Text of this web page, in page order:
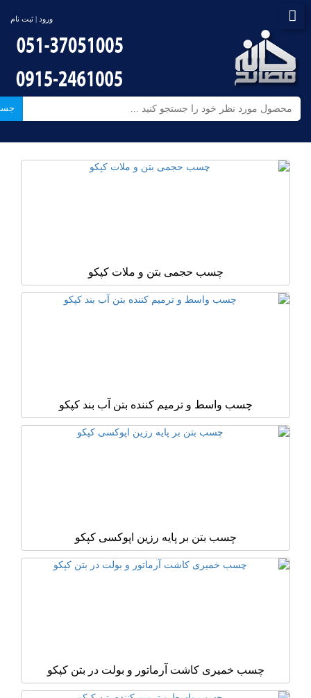
ورود | ثبت نام
چسب حجمی بتن و ملات کپکو
چسب واسط و ترمیم کننده بتن آب بند کپکو
چسب بتن بر پایه رزین اپوکسی کپکو
چسب خمیری کاشت آرماتور و بولت در بتن کپکو